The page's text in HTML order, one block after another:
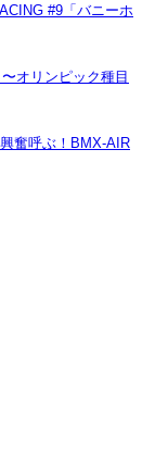
#9「バニーホ
オリンピック種目
奮呼ぶ！BMX-AIR